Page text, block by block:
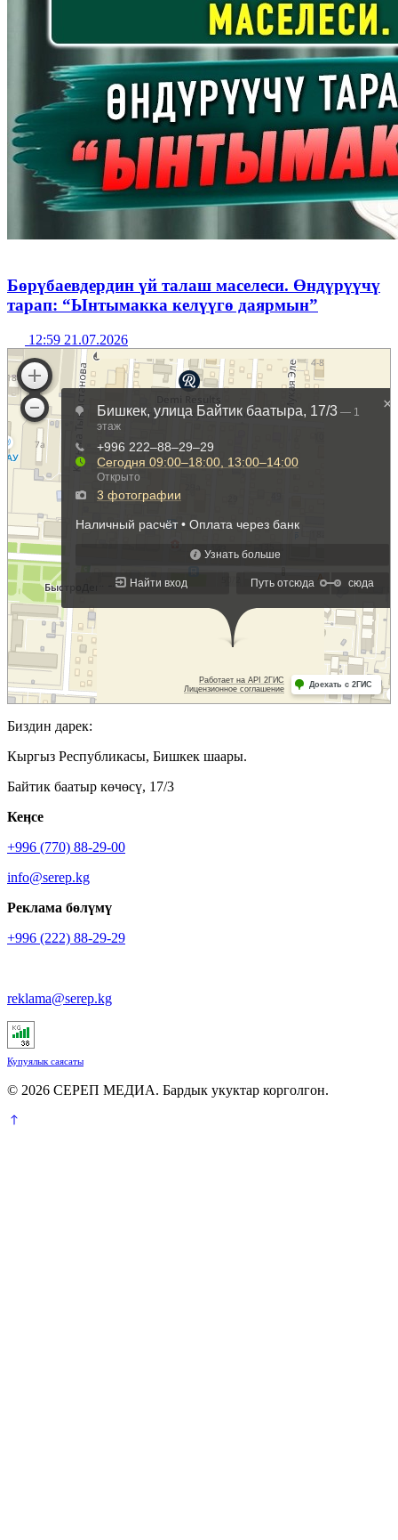
Бөрүбаевдердин үй талаш маселеси. Өндүрүүчү
тарап: “Ынтымакка келүүгө даярмын”
12:59 21.07.2026
Биздин дарек:
Кыргыз Республикасы, Бишкек шаары.
Байтик баатыр көчөсү, 17/3
Кеӊсе
+996 (770) 88-29-00
info@serep.kg
Реклама бөлүмү
+996 (222) 88-29-29
reklama@serep.kg
Купуялык саясаты
© 2026 СЕРЕП МЕДИА. Бардык укуктар корголгон.